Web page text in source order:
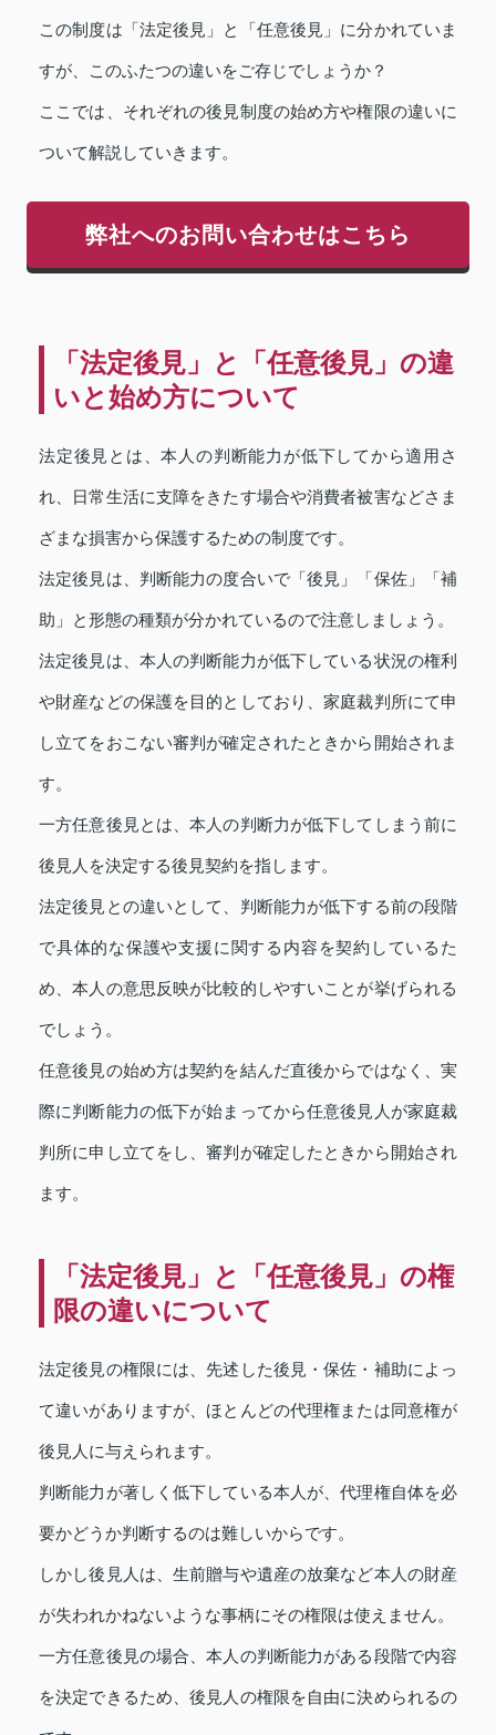
この制度は「法定後見」と「任意後見」に分かれていま
すが、このふたつの違いをご存じでしょうか？
ここでは、それぞれの後見制度の始め方や権限の違いに
ついて解説していきます。
弊社へのお問い合わせはこちら
「法定後見」と「任意後見」の違
いと始め方について
法定後見とは、本人の判断能力が低下してから適用さ
れ、日常生活に支障をきたす場合や消費者被害などさま
ざまな損害から保護するための制度です。
法定後見は、判断能力の度合いで「後見」「保佐」「補
助」と形態の種類が分かれているので注意しましょう。
法定後見は、本人の判断能力が低下している状況の権利
や財産などの保護を目的としており、家庭裁判所にて申
し立てをおこない審判が確定されたときから開始されま
す。
一方任意後見とは、本人の判断力が低下してしまう前に
後見人を決定する後見契約を指します。
法定後見との違いとして、判断能力が低下する前の段階
で具体的な保護や支援に関する内容を契約しているた
め、本人の意思反映が比較的しやすいことが挙げられる
でしょう。
任意後見の始め方は契約を結んだ直後からではなく、実
際に判断能力の低下が始まってから任意後見人が家庭裁
判所に申し立てをし、審判が確定したときから開始され
ます。
「法定後見」と「任意後見」の権
限の違いについて
法定後見の権限には、先述した後見・保佐・補助によっ
て違いがありますが、ほとんどの代理権または同意権が
後見人に与えられます。
判断能力が著しく低下している本人が、代理権自体を必
要かどうか判断するのは難しいからです。
しかし後見人は、生前贈与や遺産の放棄など本人の財産
が失われかねないような事柄にその権限は使えません。
一方任意後見の場合、本人の判断能力がある段階で内容
を決定できるため、後見人の権限を自由に決められるの